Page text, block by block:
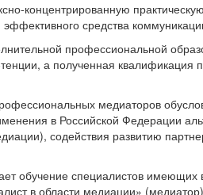
концентрированную
эффективного средства
профессиональной
а полученная квалификация
медиаторов
в Российской Федерации
содействия развитию
обучение специалистов
в области медиации»